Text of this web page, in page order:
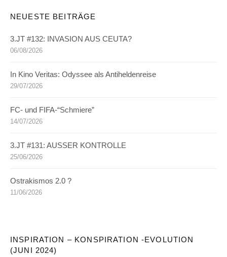
NEUESTE BEITRÄGE
3.JT #132: INVASION AUS CEUTA?
06/08/2026
In Kino Veritas: Odyssee als Antiheldenreise
29/07/2026
FC- und FIFA-“Schmiere”
14/07/2026
3.JT #131: AUSSER KONTROLLE
25/06/2026
Ostrakismos 2.0 ?
11/06/2026
INSPIRATION – KONSPIRATION -EVOLUTION
(JUNI 2024)